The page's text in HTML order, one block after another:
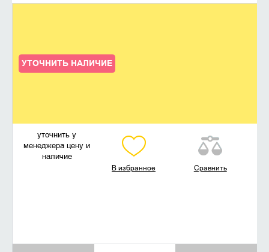
УТОЧНИТЬ НАЛИЧИЕ
уточнить у
менеджера цену и
наличие
В избранное Сравнить